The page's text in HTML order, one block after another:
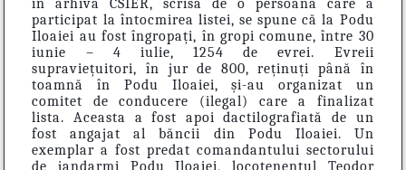
în arhiva CSIER, scrisă de o persoană care a
participat la întocmirea listei, se spune că la Podu
Iloaiei au fost îngropați, în gropi comune, între 30
iunie – 4 iulie, 1254 de evrei. Evreii
supraviețuitori, în jur de 800, reținuți până în
toamnă în Podu Iloaiei, și-au organizat un
comitet de conducere (ilegal) care a finalizat
lista. Aceasta a fost apoi dactilografiată de un
fost angajat al băncii din Podu Iloaiei. Un
exemplar a fost predat comandantului sectorului
de jandarmi Podu Iloaiei, locotenentul Teodor